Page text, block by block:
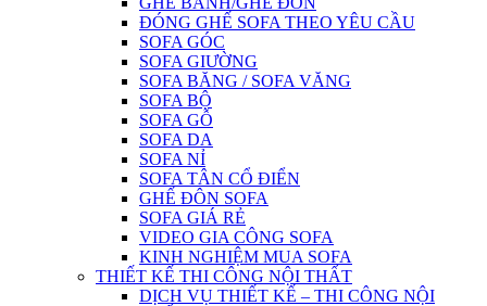
ĐÓNG GHẾ SOFA THEO YÊU CẦU
SOFA GÓC
SOFA GIƯỜNG
SOFA BĂNG / SOFA VĂNG
SOFA BỘ
SOFA GỖ
SOFA DA
SOFA NỈ
SOFA TÂN CỔ ĐIỂN
GHẾ ĐÔN SOFA
SOFA GIÁ RẺ
VIDEO GIA CÔNG SOFA
KINH NGHIỆM MUA SOFA
THIẾT KẾ THI CÔNG NỘI THẤT
DỊCH VỤ THIẾT KẾ – THI CÔNG NỘI